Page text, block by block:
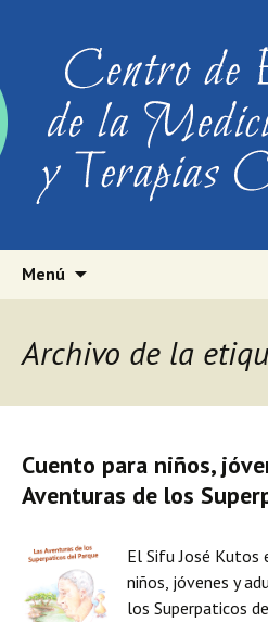
Menú
Archivo de la
Cuento para niños,
Aventuras de los
El Sifu José Kutos
niños, jóvenes y
los Superpaticos